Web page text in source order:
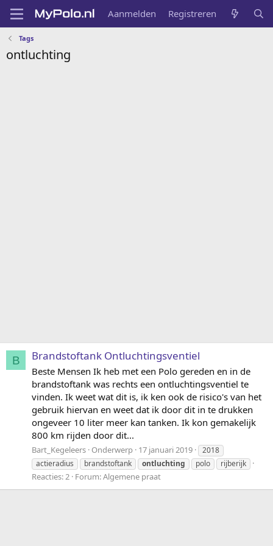
Aanmelden Registreren
Tags
ontluchting
B Brandstoftank Ontluchtingsventiel
Beste Mensen Ik heb met een Polo gereden en in de
brandstoftank was rechts een ontluchtingsventiel te
vinden. Ik weet wat dit is, ik ken ook de risico's van het
gebruik hiervan en weet dat ik door dit in te drukken
ongeveer 10 liter meer kan tanken. Ik kon gemakelijk
800 km rijden door dit...
Bart_Kegeleers Onderwerp 17 januari 2019
2018
actieradius
brandstoftank ontluchting polo rijberijk
Reacties: 2 Forum:Algemene praat